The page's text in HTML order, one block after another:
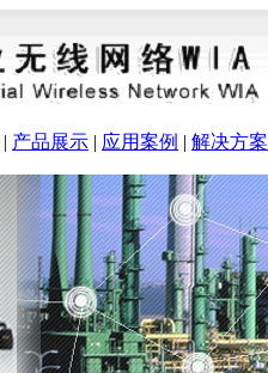
| 产品展示 | 应用案例 | 解决方案